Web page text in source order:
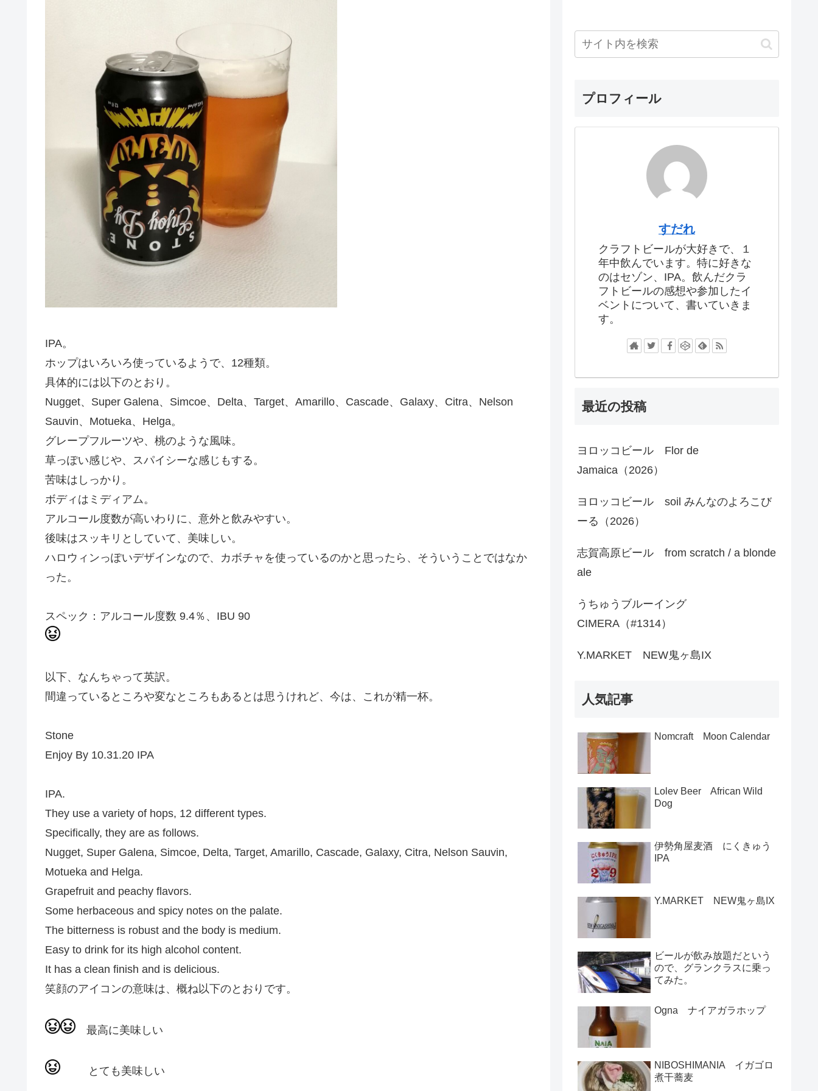
IPA。
ホップはいろいろ使っているようで、12種類。
具体的には以下のとおり。
Nugget、Super Galena、Simcoe、Delta、Target、Amarillo、Cascade、Galaxy、Citra、Nelson
Sauvin、Motueka、Helga。
グレープフルーツや、桃のような風味。
草っぽい感じや、スパイシーな感じもする。
苦味はしっかり。
ボディはミディアム。
アルコール度数が高いわりに、意外と飲みやすい。
後味はスッキリとしていて、美味しい。
ハロウィンっぽいデザインなので、カボチャを使っているのかと思ったら、そういうことではなか
った。
スペック：アルコール度数 9.4％、IBU 90
以下、なんちゃって英訳。
間違っているところや変なところもあるとは思うけれど、今は、これが精一杯。
Stone
Enjoy By 10.31.20 IPA
IPA.
They use a variety of hops, 12 different types.
Specifically, they are as follows.
Nugget, Super Galena, Simcoe, Delta, Target, Amarillo, Cascade, Galaxy, Citra, Nelson Sauvin,
Motueka and Helga.
Grapefruit and peachy flavors.
Some herbaceous and spicy notes on the palate.
The bitterness is robust and the body is medium.
Easy to drink for its high alcohol content.
It has a clean finish and is delicious.
笑顔のアイコンの意味は、概ね以下のとおりです。
最高に美味しい
とても美味しい
プロフィール
すだれ
クラフトビールが大好きで、１
年中飲んでいます。特に好きな
のはセゾン、IPA。飲んだクラ
フトビールの感想や参加したイ
ベントについて、書いていきま
す。
最近の投稿
ヨロッコビール Flor de
Jamaica（2026）
ヨロッコビール soil みんなのよろこび
ーる（2026）
志賀高原ビール from scratch / a blonde
ale
うちゅうブルーイング
CIMERA（#1314）
Y.MARKET NEW鬼ヶ島IX
人気記事
Nomcraft Moon Calendar
Lolev Beer African Wild
Dog
伊勢角屋麦酒 にくきゅう
IPA
Y.MARKET NEW鬼ヶ島IX
ビールが飲み放題だという
ので、グランクラスに乗っ
てみた。
Ogna ナイアガラホップ
NIBOSHIMANIA イガゴロ
煮干蕎麦